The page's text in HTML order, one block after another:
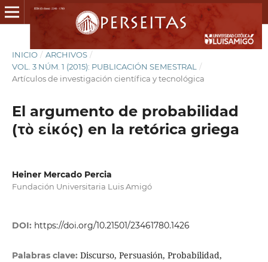
INICIO / ARCHIVOS /
VOL. 3 NÚM. 1 (2015): PUBLICACIÓN SEMESTRAL
/
Artículos de investigación científica y tecnológica
El argumento de probabilidad
(τὸ εἰκός) en la retórica griega
Heiner Mercado Percia
Fundación Universitaria Luis Amigó
DOI: https://doi.org/10.21501/23461780.1426
Palabras clave: Discurso, Persuasión, Probabilidad,